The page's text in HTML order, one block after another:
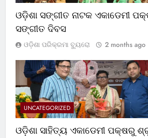
ଓଡ଼ିଶା ସଙ୍ଗୀତ ନାଟକ ଏକାଡେମୀ
ସଙ୍ଗୀତ ଦିବସ
ଓଡ଼ିଶା ପରିକ୍ରମା ବ୍ୟୁରୋ 2 months ago
UNCATEGORIZED
ଓଡ଼ିଶା ସାହିତ୍ୟ ଏକାଡେମୀ ପକ୍ଷରୁ